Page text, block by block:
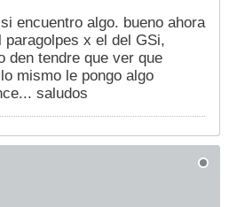
encuentro algo. bueno ahora
paragolpes x el del GSi,
den tendre que ver que
mismo le pongo algo
saludos